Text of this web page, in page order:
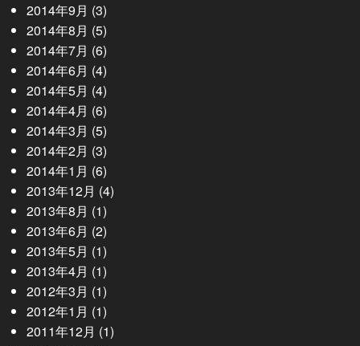
2014年9月 (3)
2014年8月 (5)
2014年7月 (6)
2014年6月 (4)
2014年5月 (4)
2014年4月 (6)
2014年3月 (5)
2014年2月 (3)
2014年1月 (6)
2013年12月 (4)
2013年8月 (1)
2013年6月 (2)
2013年5月 (1)
2013年4月 (1)
2012年3月 (1)
2012年1月 (1)
2011年12月 (1)